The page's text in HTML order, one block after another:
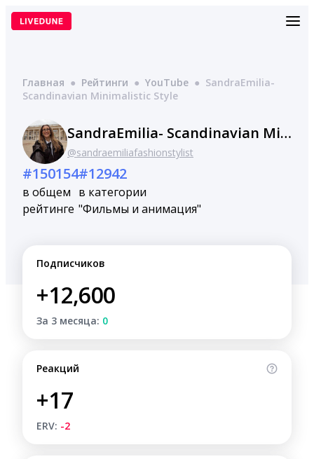
Перейти
Главная ● Рейтинги ● YouTube ● SandraEmilia-
Scandinavian Minimalistic Style
SandraEmilia- Scandinavian Minimalistic Style
@sandraemiliafashionstylist
#150154
в общем
рейтинге
#12942
в категории
"Фильмы и анимация"
Подписчиков
+12,600
За 3 месяца: 0
Реакций
+17
ERV: -2